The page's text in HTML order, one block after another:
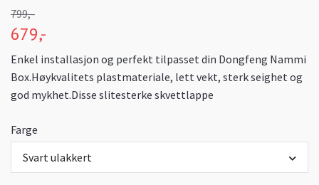
799,-
679,-
Enkel installasjon og perfekt tilpasset din Dongfeng Nammi
Box.Høykvalitets plastmateriale, lett vekt, sterk seighet og
god mykhet.Disse slitesterke skvettlappe
Farge
Svart ulakkert